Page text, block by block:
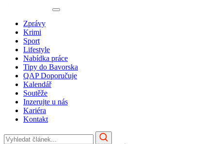
Zprávy
Krimi
Sport
Lifestyle
Nabídka práce
Tipy do Bavorska
QAP Doporučuje
Kalendář
Soutěže
Inzerujte u nás
Kariéra
Kontakt